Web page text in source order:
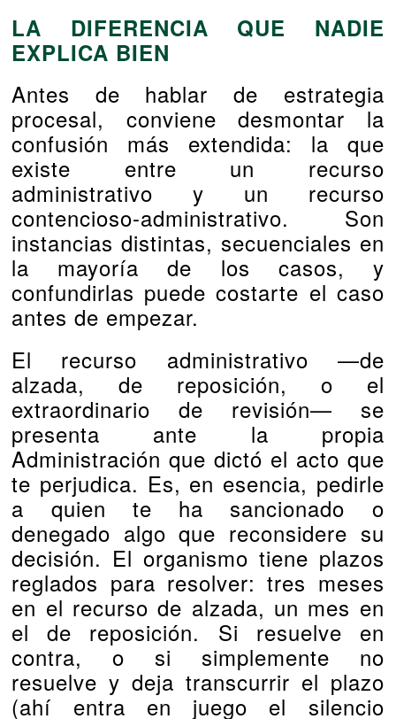
LA DIFERENCIA QUE NADIE
EXPLICA BIEN
Antes de hablar de estrategia
procesal, conviene desmontar la
confusión más extendida: la que
existe entre un recurso
administrativo y un recurso
contencioso-administrativo. Son
instancias distintas, secuenciales en
la mayoría de los casos, y
confundirlas puede costarte el caso
antes de empezar.
El recurso administrativo —de
alzada, de reposición, o el
extraordinario de revisión— se
presenta ante la propia
Administración que dictó el acto que
te perjudica. Es, en esencia, pedirle
a quien te ha sancionado o
denegado algo que reconsidere su
decisión. El organismo tiene plazos
reglados para resolver: tres meses
en el recurso de alzada, un mes en
el de reposición. Si resuelve en
contra, o si simplemente no
resuelve y deja transcurrir el plazo
(ahí entra en juego el silencio